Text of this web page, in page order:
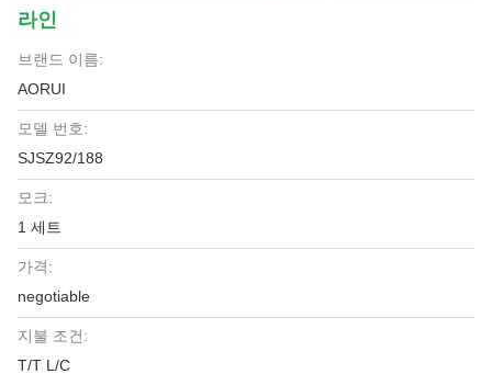
라인
브랜드 이름:
AORUI
모델 번호:
SJSZ92/188
모크:
1 세트
가격:
negotiable
지불 조건:
T/T L/C